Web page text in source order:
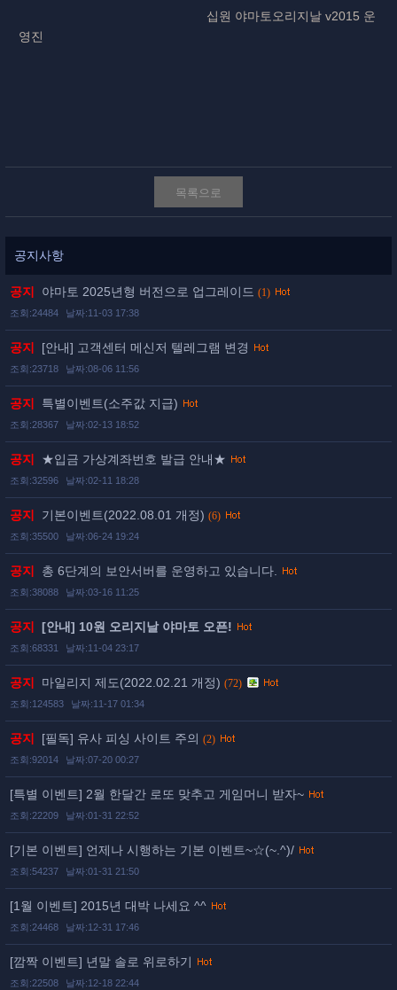
십원 야마토오리지날 v2015 운
영진
목록으로
공지사항
공지 야마토 2025년형 버전으로 업그레이드 (1)
조회:24484 날짜:11-03 17:38
공지 [안내] 고객센터 메신저 텔레그램 변경
조회:23718 날짜:08-06 11:56
공지 특별이벤트(소주값 지급)
조회:28367 날짜:02-13 18:52
공지 ★입금 가상계좌번호 발급 안내★
조회:32596 날짜:02-11 18:28
공지 기본이벤트(2022.08.01 개정) (6)
조회:35500 날짜:06-24 19:24
공지 총 6단계의 보안서버를 운영하고 있습니다.
조회:38088 날짜:03-16 11:25
공지 [안내] 10원 오리지날 야마토 오픈!
조회:68331 날짜:11-04 23:17
공지 마일리지 제도(2022.02.21 개정) (72)
조회:124583 날짜:11-17 01:34
공지 [필독] 유사 피싱 사이트 주의 (2)
조회:92014 날짜:07-20 00:27
[특별 이벤트] 2월 한달간 로또 맞추고 게임머니 받자~
조회:22209 날짜:01-31 22:52
[기본 이벤트] 언제나 시행하는 기본 이벤트~☆(~.^)/
조회:54237 날짜:01-31 21:50
[1월 이벤트] 2015년 대박 나세요 ^^
조회:24468 날짜:12-31 17:46
[깜짝 이벤트] 년말 솔로 위로하기
조회:22508 날짜:12-18 22:44